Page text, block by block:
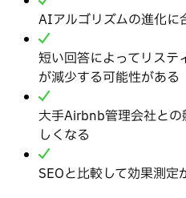
AIアルゴリズムの進化に
短い回答によってリステ
が減少する可能性がある
大手Airbnb管理会社と
しくなる
SEOと比較して効果測定